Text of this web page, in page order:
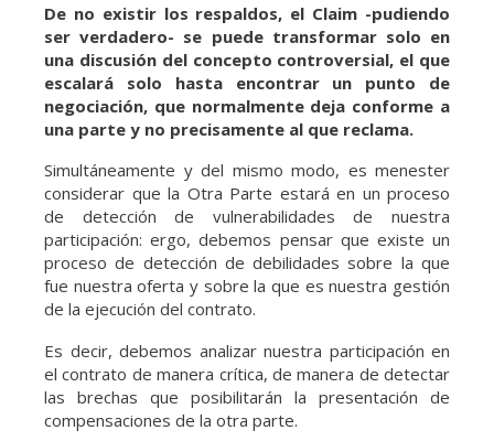
De no existir los respaldos, el Claim -pudiendo
ser verdadero- se puede transformar solo en
una discusión del concepto controversial, el que
escalará solo hasta encontrar un punto de
negociación, que normalmente deja conforme a
una parte y no precisamente al que reclama.
Simultáneamente y del mismo modo, es menester
considerar que la Otra Parte estará en un proceso
de detección de vulnerabilidades de nuestra
participación: ergo, debemos pensar que existe un
proceso de detección de debilidades sobre la que
fue nuestra oferta y sobre la que es nuestra gestión
de la ejecución del contrato.
Es decir, debemos analizar nuestra participación en
el contrato de manera crítica, de manera de detectar
las brechas que posibilitarán la presentación de
compensaciones de la otra parte.